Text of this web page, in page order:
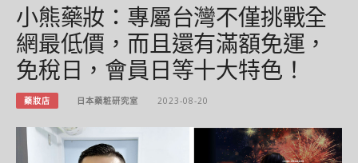
小熊藥妝：專屬台灣不僅挑戰全
網最低價，而且還有滿額免運，
免稅日，會員日等十大特色！
藥妝店 日本藥粧研究室 2023-08-20